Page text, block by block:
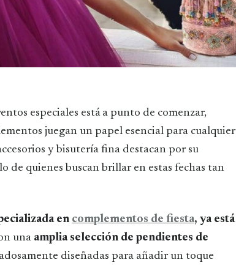
juegan un papel esencial para cualquier
y bisutería fina destacan por su
de quienes buscan brillar en estas fechas tan
en complementos de fiesta, ya está
una amplia selección de pendientes de
diseñadas para añadir un toque